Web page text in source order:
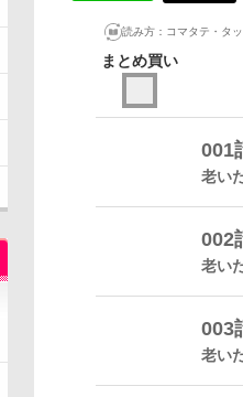
読み方： コマタテ・タ
まとめ買い
001
老い
002
老い
003
老い